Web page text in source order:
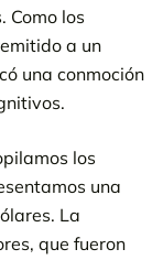
Como los
a un
una conmoción
los
una
La
que fueron